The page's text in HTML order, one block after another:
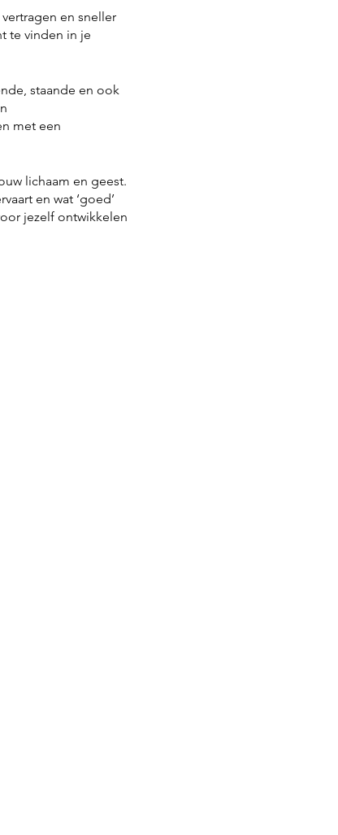
en sneller
te vinden in je
staande en ook
met een
lichaam en geest.
en wat ‘goed’
jezelf ontwikkelen